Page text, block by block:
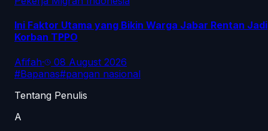
Ini Faktor Utama yang Bikin Warga Jabar Rentan Jadi
Korban TPPO
Afifah·
08 August 2026
#Bapanas#pangan nasional
Tentang Penulis
A